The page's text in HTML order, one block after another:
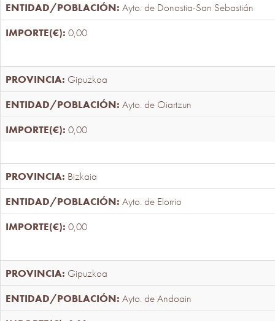
Ayto. de Donostia-San Sebastián
0,00
Gipuzkoa
Ayto. de Oiartzun
0,00
Bizkaia
Ayto. de Elorrio
0,00
Gipuzkoa
Ayto. de Andoain